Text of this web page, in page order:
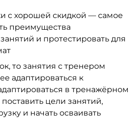
с хорошей скидкой — самое
преимущества
и протестировать для
то занятия с тренером
адаптироваться к
в тренажёрном
цели занятий,
и начать осваивать